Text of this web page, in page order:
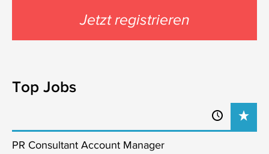
Jetzt registrieren
Top Jobs
PR Consultant Account Manager